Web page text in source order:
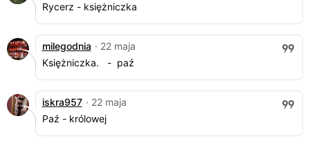
Rycerz - księżniczka
milegodnia · 22 maja
Księżniczka. - paź
iskra957 · 22 maja
Paź - królowej